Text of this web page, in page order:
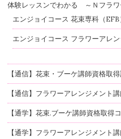
体験レッスンでわかる ～Ｎフラワ
エンジョイコース 花束専科（EFB
エンジョイコース フラワーアレン
【通信】花束・ブーケ講師資格取
【通信】フラワーアレンジメント
【通学】花束.ブーケ講師資格取得
【通学】フラワーアレンジメント